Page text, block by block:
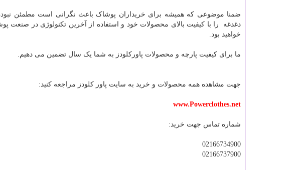
ضمنا موضوعی که همیشه برای خریداران پوشاک باعث نگرانی است مطمئن
دغدغه را با کیفیت بالای محصولات خود و استفاده از آخرین تکنولوژی در صنعت
خواهید بود.
ما برای کیفیت پارچه و محصولات پاورکلودز به شما یک سال تضمین می دهیم.
جهت مشاهده همه محصولات و خرید به سایت پاور کلودز مراجعه کنید:
www.Powerclothes.net
شماره تماس جهت خرید:
02166734900
02166737900